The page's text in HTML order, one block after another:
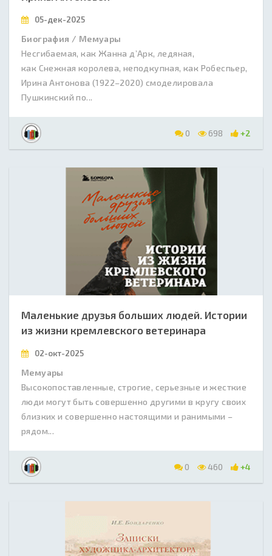
05-дек-2025
Биография / Мемуары
Несгибаемая, как Жанна д’Арк, ледяная,
как Снежная королева, неподкупная, как Робеспьер,
Ирина Антонова (1922–2020) смоделировала
Пушкинский по...
0 698 +2
Маленькие друзья больших людей. Истории
из жизни кремлевского ветеринара
02-окт-2025
Мемуары
Высокопоставленные, строгие, серьезные и жесткие
люди могут быть совершенно другими в кругу своих
близких и совершенно настоящими и ранимыми –
рядом...
0 460 +4